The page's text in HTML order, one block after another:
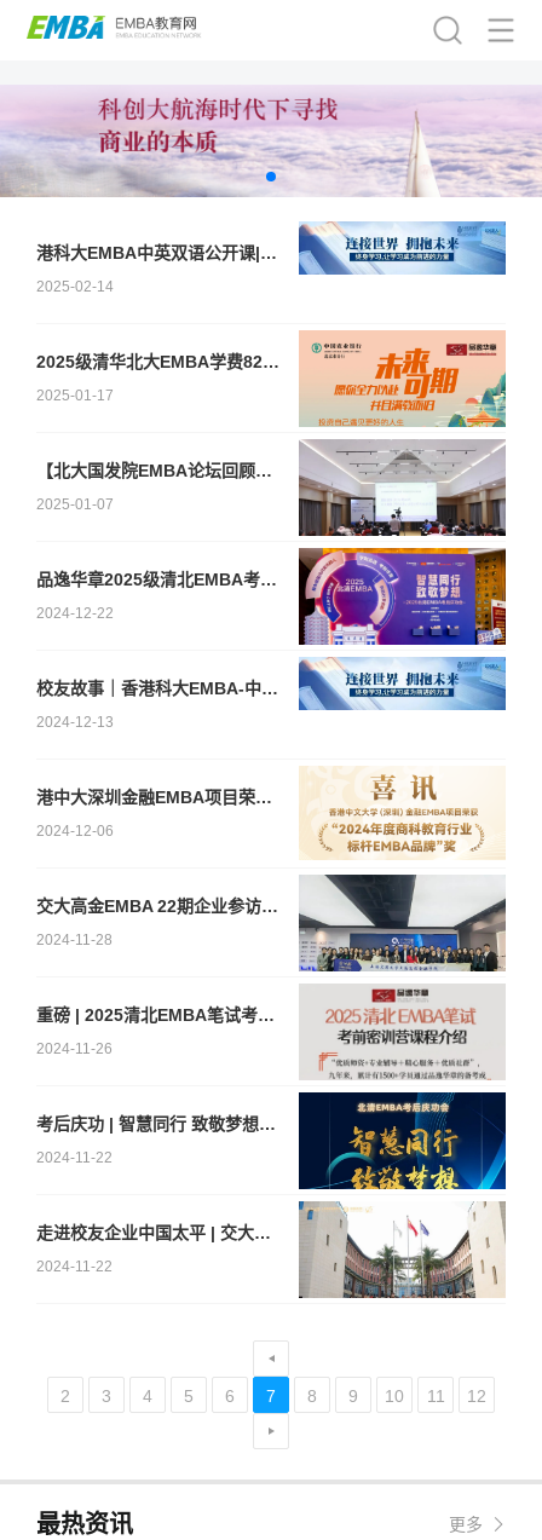
港科大EMBA中英双语公开课|2月22日杭州站：AI时代下的企业创新战略
2025-02-14
2025级清华北大EMBA学费82.8万怎么交？
2025-01-17
【北大国发院EMBA论坛回顾】国际游学20周年：打造新时代中国出海企业家的国际化领导力
2025-01-07
品逸华章2025级清北EMBA考后庆功会圆满落幕
2024-12-22
校友故事｜香港科大EMBA-中英双语课程知识体系+AI=多领域成功
2024-12-13
港中大深圳金融EMBA项目荣获“2024年度商科教育行业标杆EMBA品牌”奖项
2024-12-06
交大高金EMBA 22期企业参访 走进“千寻位置”
2024-11-28
重磅 | 2025清北EMBA笔试考前密训营火热招生中！
2024-11-26
考后庆功 | 智慧同行 致敬梦想——2024高端学习者社交盛宴
2024-11-22
走进校友企业中国太平 | 交大高金EMBA参访保险央企
2024-11-22
2 3 4 5 6 7 8 9 10 11 12
最热资讯 更多